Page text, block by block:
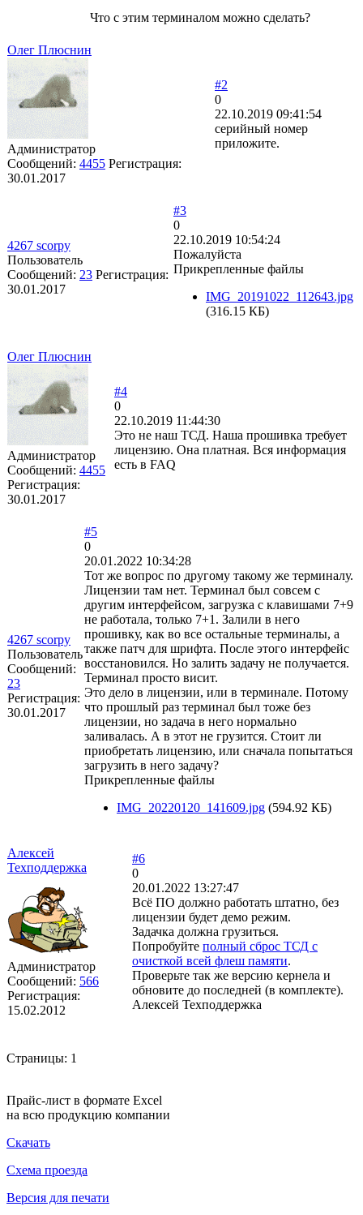
Что с этим терминалом можно сделать?
Олег Плюснин
Администратор
Сообщений: 4455 Регистрация:
30.01.2017
#2
0
22.10.2019 09:41:54
серийный номер
приложите.
4267 scorpy
Пользователь
Сообщений: 23 Регистрация:
30.01.2017
#3
0
22.10.2019 10:54:24
Пожалуйста
Прикрепленные файлы
IMG_20191022_112643.jpg
(316.15 КБ)
Олег Плюснин
Администратор
Сообщений: 4455
Регистрация:
30.01.2017
#4
0
22.10.2019 11:44:30
Это не наш ТСД. Наша прошивка требует
лицензию. Она платная. Вся информация
есть в FAQ
4267 scorpy
Пользователь
Сообщений:
23
Регистрация:
30.01.2017
#5
0
20.01.2022 10:34:28
Тот же вопрос по другому такому же терминалу.
Лицензии там нет. Терминал был совсем с
другим интерфейсом, загрузка с клавишами 7+9
не работала, только 7+1. Залили в него
прошивку, как во все остальные терминалы, а
также патч для шрифта. После этого интерфейс
восстановился. Но залить задачу не получается.
Терминал просто висит.
Это дело в лицензии, или в терминале. Потому
что прошлый раз терминал был тоже без
лицензии, но задача в него нормально
заливалась. А в этот не грузится. Стоит ли
приобретать лицензию, или сначала попытаться
загрузить в него задачу?
Прикрепленные файлы
IMG_20220120_141609.jpg (594.92 КБ)
Алексей
Техподдержка
Администратор
Сообщений: 566
Регистрация:
15.02.2012
#6
0
20.01.2022 13:27:47
Всё ПО должно работать штатно, без
лицензии будет демо режим.
Задачка должна грузиться.
Попробуйте полный сброс ТСД с
очисткой всей флеш памяти.
Проверьте так же версию кернела и
обновите до последней (в комплекте).
Алексей Техподдержка
Страницы: 1
Прайс-лист в формате Excel
на всю продукцию компании
Скачать
Схема проезда
Версия для печати